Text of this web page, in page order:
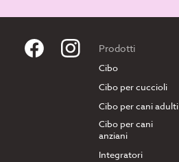
Prodotti
Cibo
Cibo per cuccioli
Cibo per cani adulti
Cibo per cani
anziani
Integratori